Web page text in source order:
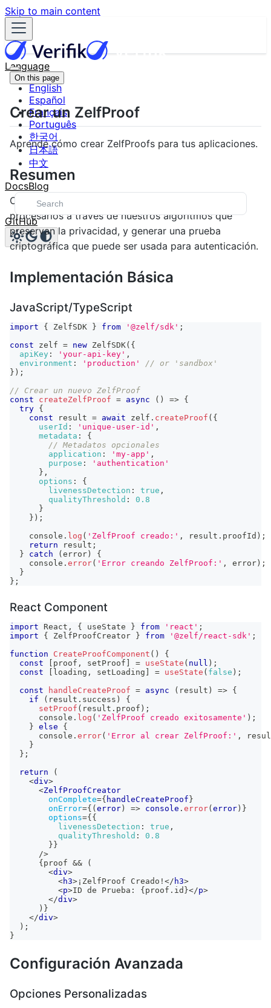
Skip to main content
Language
English
Español
Français
Português
한국어
日本語
中文
DocsBlog
GitHub
On this page
Crear un ZelfProof
Aprende cómo crear ZelfProofs para tus aplicaciones.
Resumen
Crear un ZelfProof implica capturar datos faciales,
procesarlos a través de nuestros algoritmos que
preservan la privacidad, y generar una prueba
criptográfica que puede ser usada para autenticación.
Implementación Básica
JavaScript/TypeScript
import { ZelfSDK } from '@zelf/sdk' ;
const zelf = new ZelfSDK( {
apiKey : 'your-api-key' ,
environment : 'production'
// or 'sandbox'
} ) ;
// Crear un nuevo ZelfProof
const
createZelfProof = async ( ) => {
try {
const result = await zelf . createProof ( {
userId : 'unique-user-id' ,
metadata :
{
// Metadatos opcionales
application : 'my-app' ,
purpose :
'authentication'
} ,
options :
{
livenessDetection : true ,
qualityThreshold :
0.8
}
} ) ;
console . log ( 'ZelfProof creado:' , result . proofId ) ;
return result ;
}
catch ( error )
{
console . error( 'Error creando ZelfProof:' , error ) ;
}
} ;
React Component
import React , { useState } from 'react' ;
import
{ ZelfProofCreator } from '@zelf/react-sdk' ;
function
CreateProofComponent ( )
{
const
proof , setProof = useState ( null ) ;
const
loading , setLoading = useState ( false ) ;
const
handleCreateProof = async ( result ) => {
if
( result . success )
{
setProof ( result . proof ) ;
console . log ( 'ZelfProof creado exitosamente' ) ;
} else
{
console . error( 'Error al crear ZelfProof:' ,
}
} ;
return
(
<div>
<ZelfProofCreator
onComplete={ handleCreateProof }
onError={ ( error ) => console . error( error ) }
options={ {
livenessDetection : true ,
qualityThreshold :
0.8
} }
/>
{ proof &&
(
<div>
<h3> ¡ZelfProof Creado! </ h3>
<p>ID de Prueba: { proof . id }</p>
</div>
) }
</div>
) ;
}
Configuración Avanzada
Opciones Personalizadas